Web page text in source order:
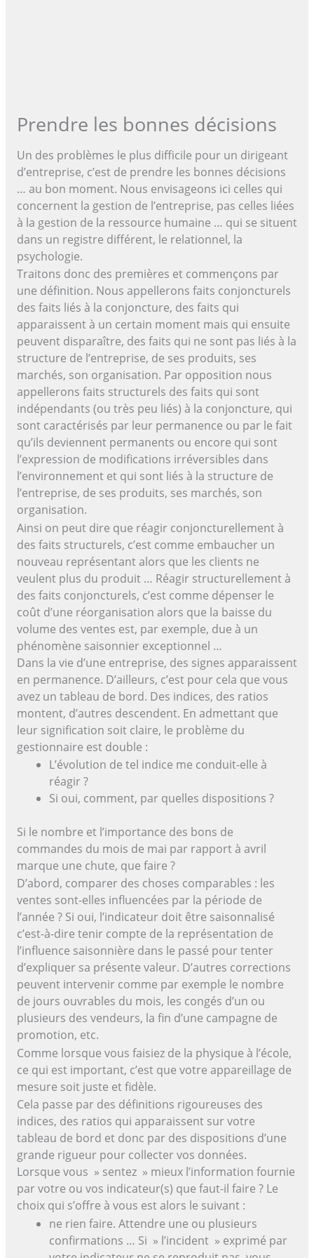
Prendre les bonnes décisions
Un des problèmes le plus difficile pour un dirigeant
d’entreprise, c’est de prendre les bonnes décisions
… au bon moment. Nous envisageons ici celles qui
concernent la gestion de l’entreprise, pas celles liées
à la gestion de la ressource humaine … qui se situent
dans un registre différent, le relationnel, la
psychologie.
Traitons donc des premières et commençons par
une définition. Nous appellerons faits conjoncturels
des faits liés à la conjoncture, des faits qui
apparaissent à un certain moment mais qui ensuite
peuvent disparaître, des faits qui ne sont pas liés à la
structure de l’entreprise, de ses produits, ses
marchés, son organisation. Par opposition nous
appellerons faits structurels des faits qui sont
indépendants (ou très peu liés) à la conjoncture, qui
sont caractérisés par leur permanence ou par le fait
qu’ils deviennent permanents ou encore qui sont
l’expression de modifications irréversibles dans
l’environnement et qui sont liés à la structure de
l’entreprise, de ses produits, ses marchés, son
organisation.
Ainsi on peut dire que réagir conjoncturellement à
des faits structurels, c’est comme embaucher un
nouveau représentant alors que les clients ne
veulent plus du produit … Réagir structurellement à
des faits conjoncturels, c’est comme dépenser le
coût d’une réorganisation alors que la baisse du
volume des ventes est, par exemple, due à un
phénomène saisonnier exceptionnel …
Dans la vie d’une entreprise, des signes apparaissent
en permanence. D’ailleurs, c’est pour cela que vous
avez un tableau de bord. Des indices, des ratios
montent, d’autres descendent. En admettant que
leur signification soit claire, le problème du
gestionnaire est double :
L’évolution de tel indice me conduit-elle à
réagir ?
Si oui, comment, par quelles dispositions ?
Si le nombre et l’importance des bons de
commandes du mois de mai par rapport à avril
marque une chute, que faire ?
D’abord, comparer des choses comparables : les
ventes sont-elles influencées par la période de
l’année ? Si oui, l’indicateur doit être saisonnalisé
c’est-à-dire tenir compte de la représentation de
l’influence saisonnière dans le passé pour tenter
d’expliquer sa présente valeur. D’autres corrections
peuvent intervenir comme par exemple le nombre
de jours ouvrables du mois, les congés d’un ou
plusieurs des vendeurs, la fin d’une campagne de
promotion, etc.
Comme lorsque vous faisiez de la physique à l’école,
ce qui est important, c’est que votre appareillage de
mesure soit juste et fidèle.
Cela passe par des définitions rigoureuses des
indices, des ratios qui apparaissent sur votre
tableau de bord et donc par des dispositions d’une
grande rigueur pour collecter vos données.
Lorsque vous » sentez » mieux l’information fournie
par votre ou vos indicateur(s) que faut-il faire ? Le
choix qui s’offre à vous est alors le suivant :
ne rien faire. Attendre une ou plusieurs
confirmations … Si » l’incident » exprimé par